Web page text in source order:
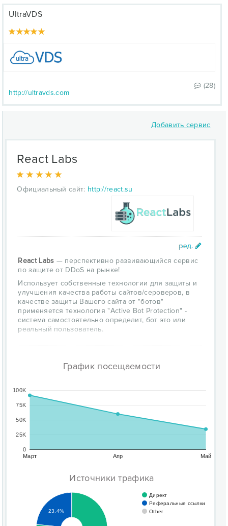
UltraVDS
(28)
http://ultravds.com
Добавить сервис
React Labs
Официальный сайт: http://react.su
React Labs — перспективно развивающийся сервис
по защите от DDoS на рынке!
Использует собственные технологии для защиты и
улучшения качества работы сайтов/сероверов, в
качестве защиты Вашего сайта от "ботов"
применяется технология "Active Bot Protection" -
система самостоятельно определит, бот это или
реальный пользователь.
График посещаемости
Март Апр Май
0
25K
50K
75K
100K
Источники трафика
Директ
Реферальные ссылки
Other
23.4%